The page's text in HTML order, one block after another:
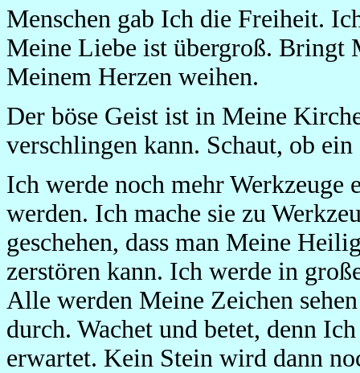
Menschen gab Ich die Freiheit.
Meine Liebe ist übergroß. Bringt
Meinem Herzen weihen.
Der böse Geist ist in Meine
verschlingen kann. Schaut, ob
Ich werde noch mehr
werden. Ich mache sie zu
geschehen, dass man Meine
zerstören kann. Ich werde in
Alle werden Meine Zeichen
durch. Wachet und betet, denn
erwartet. Kein Stein wird dann